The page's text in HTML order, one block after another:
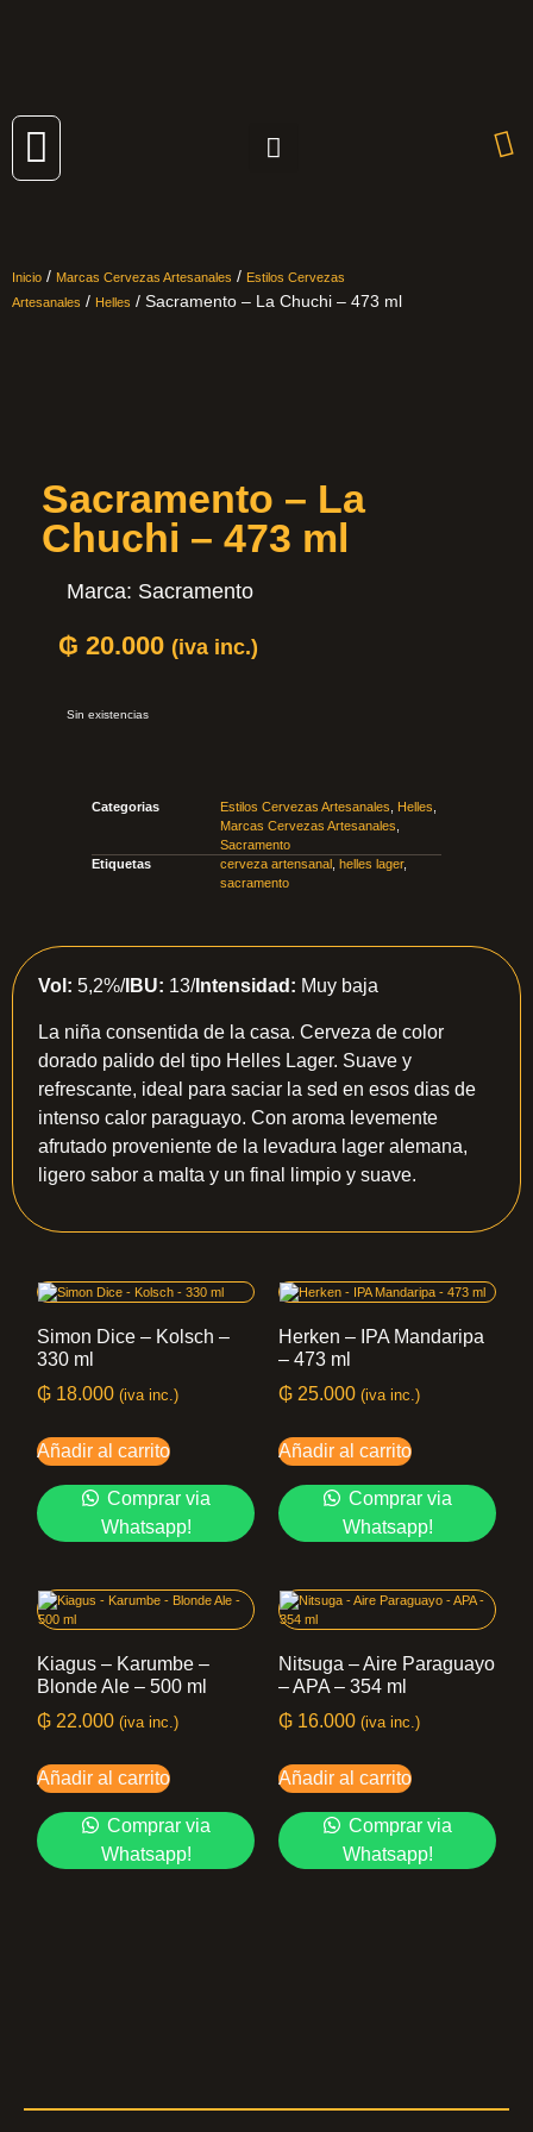
Inicio / Marcas Cervezas Artesanales / Estilos Cervezas
Artesanales / Helles / Sacramento – La Chuchi – 473 ml
Sacramento – La
Chuchi – 473 ml
Marca: Sacramento
₲ 20.000 (iva inc.)
Sin existencias
Categorias Estilos Cervezas Artesanales Helles
Marcas Cervezas Artesanales
Sacramento
Etiquetas
cerveza artensanal helles lager,
sacramento
Vol: 5,2%/IBU: 13/Intensidad: Muy baja
La niña consentida de la casa. Cerveza de color
dorado palido del tipo Helles Lager. Suave y
refrescante, ideal para saciar la sed en esos dias de
intenso calor paraguayo. Con aroma levemente
afrutado proveniente de la levadura lager alemana,
ligero sabor a malta y un final limpio y suave.
Simon Dice – Kolsch –
330 ml
₲ 18.000 (iva inc.)
Añadir al carrito
Comprar via
Whatsapp!
Herken – IPA Mandaripa
– 473 ml
₲ 25.000 (iva inc.)
Añadir al carrito
Comprar via
Whatsapp!
Kiagus – Karumbe –
Blonde Ale – 500 ml
₲ 22.000 (iva inc.)
Añadir al carrito
Comprar via
Whatsapp!
Nitsuga – Aire Paraguayo
– APA – 354 ml
₲ 16.000 (iva inc.)
Añadir al carrito
Comprar via
Whatsapp!